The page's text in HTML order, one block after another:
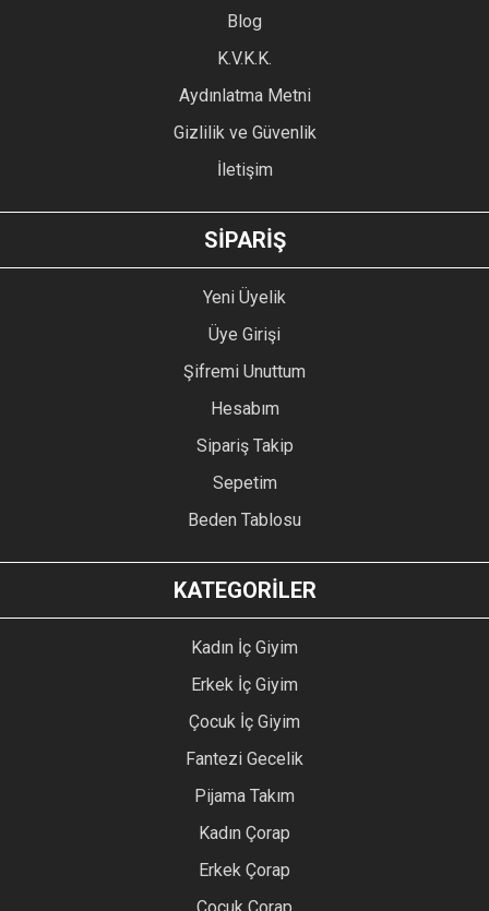
Ürün bilgilerinde hatalar bulunuyor.
Ürün fiyatı diğer sitelerden daha pahalı.
GÖNDER
Blog
K.V.K.K.
Aydınlatma Metni
Gizlilik ve Güvenlik
İletişim
SİPARİŞ
Yeni Üyelik
Üye Girişi
Şifremi Unuttum
Hesabım
Sipariş Takip
Sepetim
Beden Tablosu
KATEGORİLER
Kadın İç Giyim
Erkek İç Giyim
Çocuk İç Giyim
Fantezi Gecelik
Pijama Takım
Kadın Çorap
Erkek Çorap